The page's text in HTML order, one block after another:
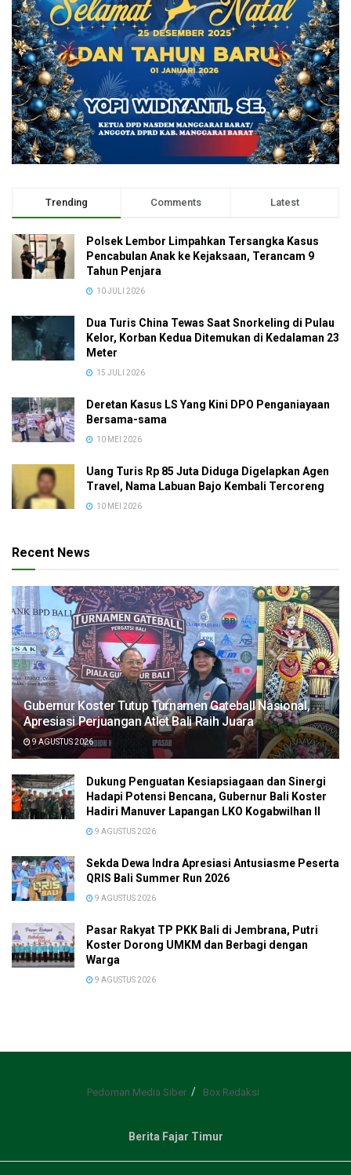
Trending Comments Latest
Polsek Lembor Limpahkan Tersangka Kasus
Pencabulan Anak ke Kejaksaan, Terancam 9
Tahun Penjara
10 JULI 2026
Dua Turis China Tewas Saat Snorkeling di Pulau
Kelor, Korban Kedua Ditemukan di Kedalaman 23
Meter
15 JULI 2026
Deretan Kasus LS Yang Kini DPO Penganiayaan
Bersama-sama
10 MEI 2026
Uang Turis Rp 85 Juta Diduga Digelapkan Agen
Travel, Nama Labuan Bajo Kembali Tercoreng
10 MEI 2026
Recent News
Gubernur Koster Tutup Turnamen Gateball Nasional,
Apresiasi Perjuangan Atlet Bali Raih Juara
9 AGUSTUS 2026
Dukung Penguatan Kesiapsiagaan dan Sinergi
Hadapi Potensi Bencana, Gubernur Bali Koster
Hadiri Manuver Lapangan LKO Kogabwilhan II
9 AGUSTUS 2026
Sekda Dewa Indra Apresiasi Antusiasme Peserta
QRIS Bali Summer Run 2026
9 AGUSTUS 2026
Pasar Rakyat TP PKK Bali di Jembrana, Putri
Koster Dorong UMKM dan Berbagi dengan
Warga
9 AGUSTUS 2026
Pedoman Media Siber Box Redaksi
Berita Fajar Timur